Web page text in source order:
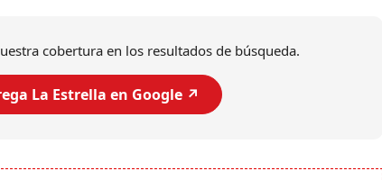
cobertura en los resultados de búsqueda.
La Estrella en Google ↗️